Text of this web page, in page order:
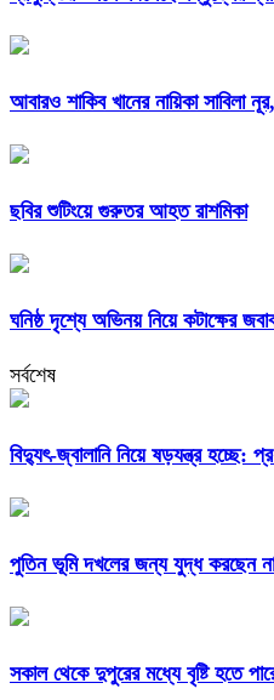
আবারও শাকিব খানের নায়িকা সাবিলা
ছবির শুটিংয়ে গুরুতর আহত রাশমিকা
ঘনিষ্ঠ দৃশ্যে অভিনয় নিয়ে কটাক্ষের
সর্বশেষ
বিদ্যুৎ-জ্বালানি নিয়ে ষড়যন্ত্র হচ্ছে:
পুতিন ভূমি দখলের জন্য যুদ্ধ করছেন না:
সকাল থেকে দুপুরের মধ্যে বৃষ্টি হতে